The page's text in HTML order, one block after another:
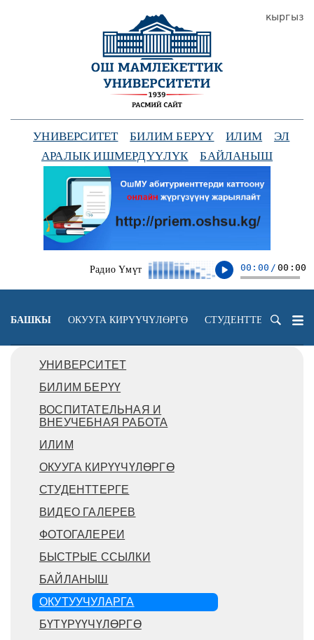
УНИВЕРСИТЕТ БИЛИМ БЕРҮҮ ИЛИМ
ЭЛ
АРАЛЫК ИШМЕРДҮҮЛҮК
БАЙЛАНЫШ
Радио Үмүт 00:00 / 00:00
кыргыз
БАШКЫ ОКУУГА КИРҮҮЧҮЛӨРГӨ СТУДЕНТТЕРГЕ
УНИВЕРСИТЕТ
БИЛИМ БЕРҮҮ
ВОСПИТАТЕЛЬНАЯ И
ВНЕУЧЕБНАЯ РАБОТА
ИЛИМ
ОКУУГА КИРҮҮЧҮЛӨРГӨ
СТУДЕНТТЕРГЕ
ВИДЕО ГАЛЕРЕВ
ФОТОГАЛЕРЕИ
БЫСТРЫЕ ССЫЛКИ
БАЙЛАНЫШ
ОКУТУУЧУЛАРГА
БҮТҮРҮҮЧҮЛӨРГӨ